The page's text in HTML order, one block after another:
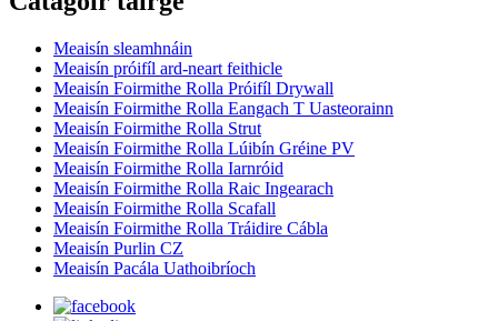
Meaisín sleamhnáin
Meaisín próifíl ard-neart feithicle
Meaisín Foirmithe Rolla Próifíl Drywall
Meaisín Foirmithe Rolla Eangach T Uasteorainn
Meaisín Foirmithe Rolla Strut
Meaisín Foirmithe Rolla Lúibín Gréine PV
Meaisín Foirmithe Rolla Iarnróid
Meaisín Foirmithe Rolla Raic Ingearach
Meaisín Foirmithe Rolla Scafall
Meaisín Foirmithe Rolla Tráidire Cábla
Meaisín Purlin CZ
Meaisín Pacála Uathoibríoch